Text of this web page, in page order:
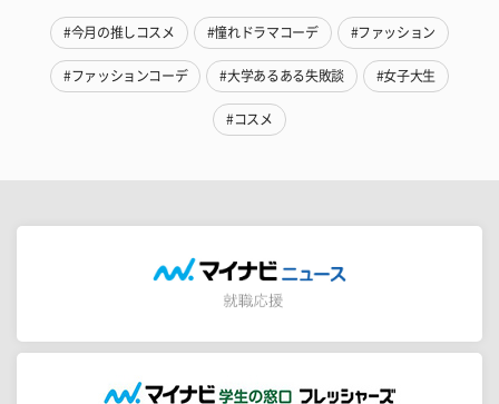
#今月の推しコスメ #憧れドラマコーデ #ファッション
#ファッションコーデ #大学あるある失敗談 #女子大生
#コスメ